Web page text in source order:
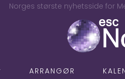
Norges største nyhetsside for
ARRANGØR